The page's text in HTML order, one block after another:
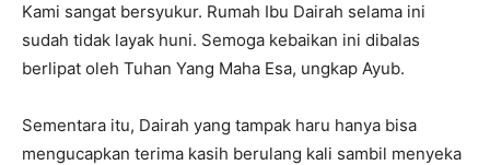
Kami sangat bersyukur. Rumah Ibu Dairah selama ini
sudah tidak layak huni. Semoga kebaikan ini dibalas
berlipat oleh Tuhan Yang Maha Esa, ungkap Ayub.
Sementara itu, Dairah yang tampak haru hanya bisa
mengucapkan terima kasih berulang kali sambil menyeka